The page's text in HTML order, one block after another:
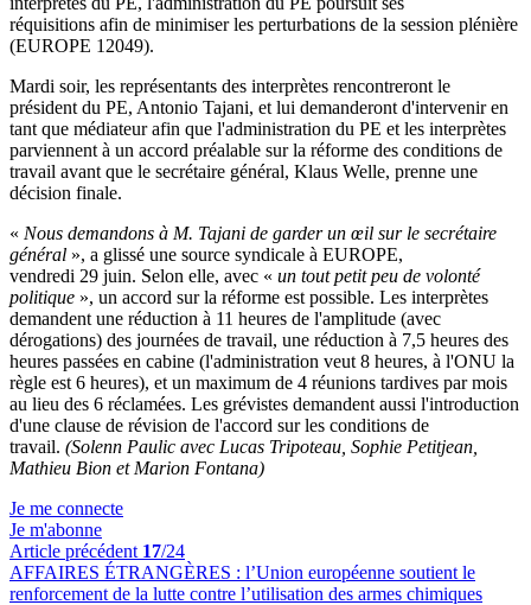
réquisitions afin de minimiser les perturbations de la session plénière
(EUROPE 12049).
Mardi soir, les représentants des interprètes rencontreront le
président du PE, Antonio Tajani, et lui demanderont d'intervenir en
tant que médiateur afin que l'administration du PE et les interprètes
parviennent à un accord préalable sur la réforme des conditions de
travail avant que le secrétaire général, Klaus Welle, prenne une
décision finale.
« Nous demandons à M. Tajani de garder un œil sur le secrétaire
général », a glissé une source syndicale à EUROPE,
vendredi 29 juin. Selon elle, avec « un tout petit peu de volonté
politique », un accord sur la réforme est possible. Les interprètes
demandent une réduction à 11 heures de l'amplitude (avec
dérogations) des journées de travail, une réduction à 7,5 heures des
heures passées en cabine (l'administration veut 8 heures, à l'ONU la
règle est 6 heures), et un maximum de 4 réunions tardives par mois
au lieu des 6 réclamées. Les grévistes demandent aussi l'introduction
d'une clause de révision de l'accord sur les conditions de
travail. (Solenn Paulic avec Lucas Tripoteau, Sophie Petitjean,
Mathieu Bion et Marion Fontana)
Je me connecte
Je m'abonne
Article précédent 17/24
AFFAIRES ÉTRANGÈRES : l’Union européenne soutient le
renforcement de la lutte contre l’utilisation des armes chimiques